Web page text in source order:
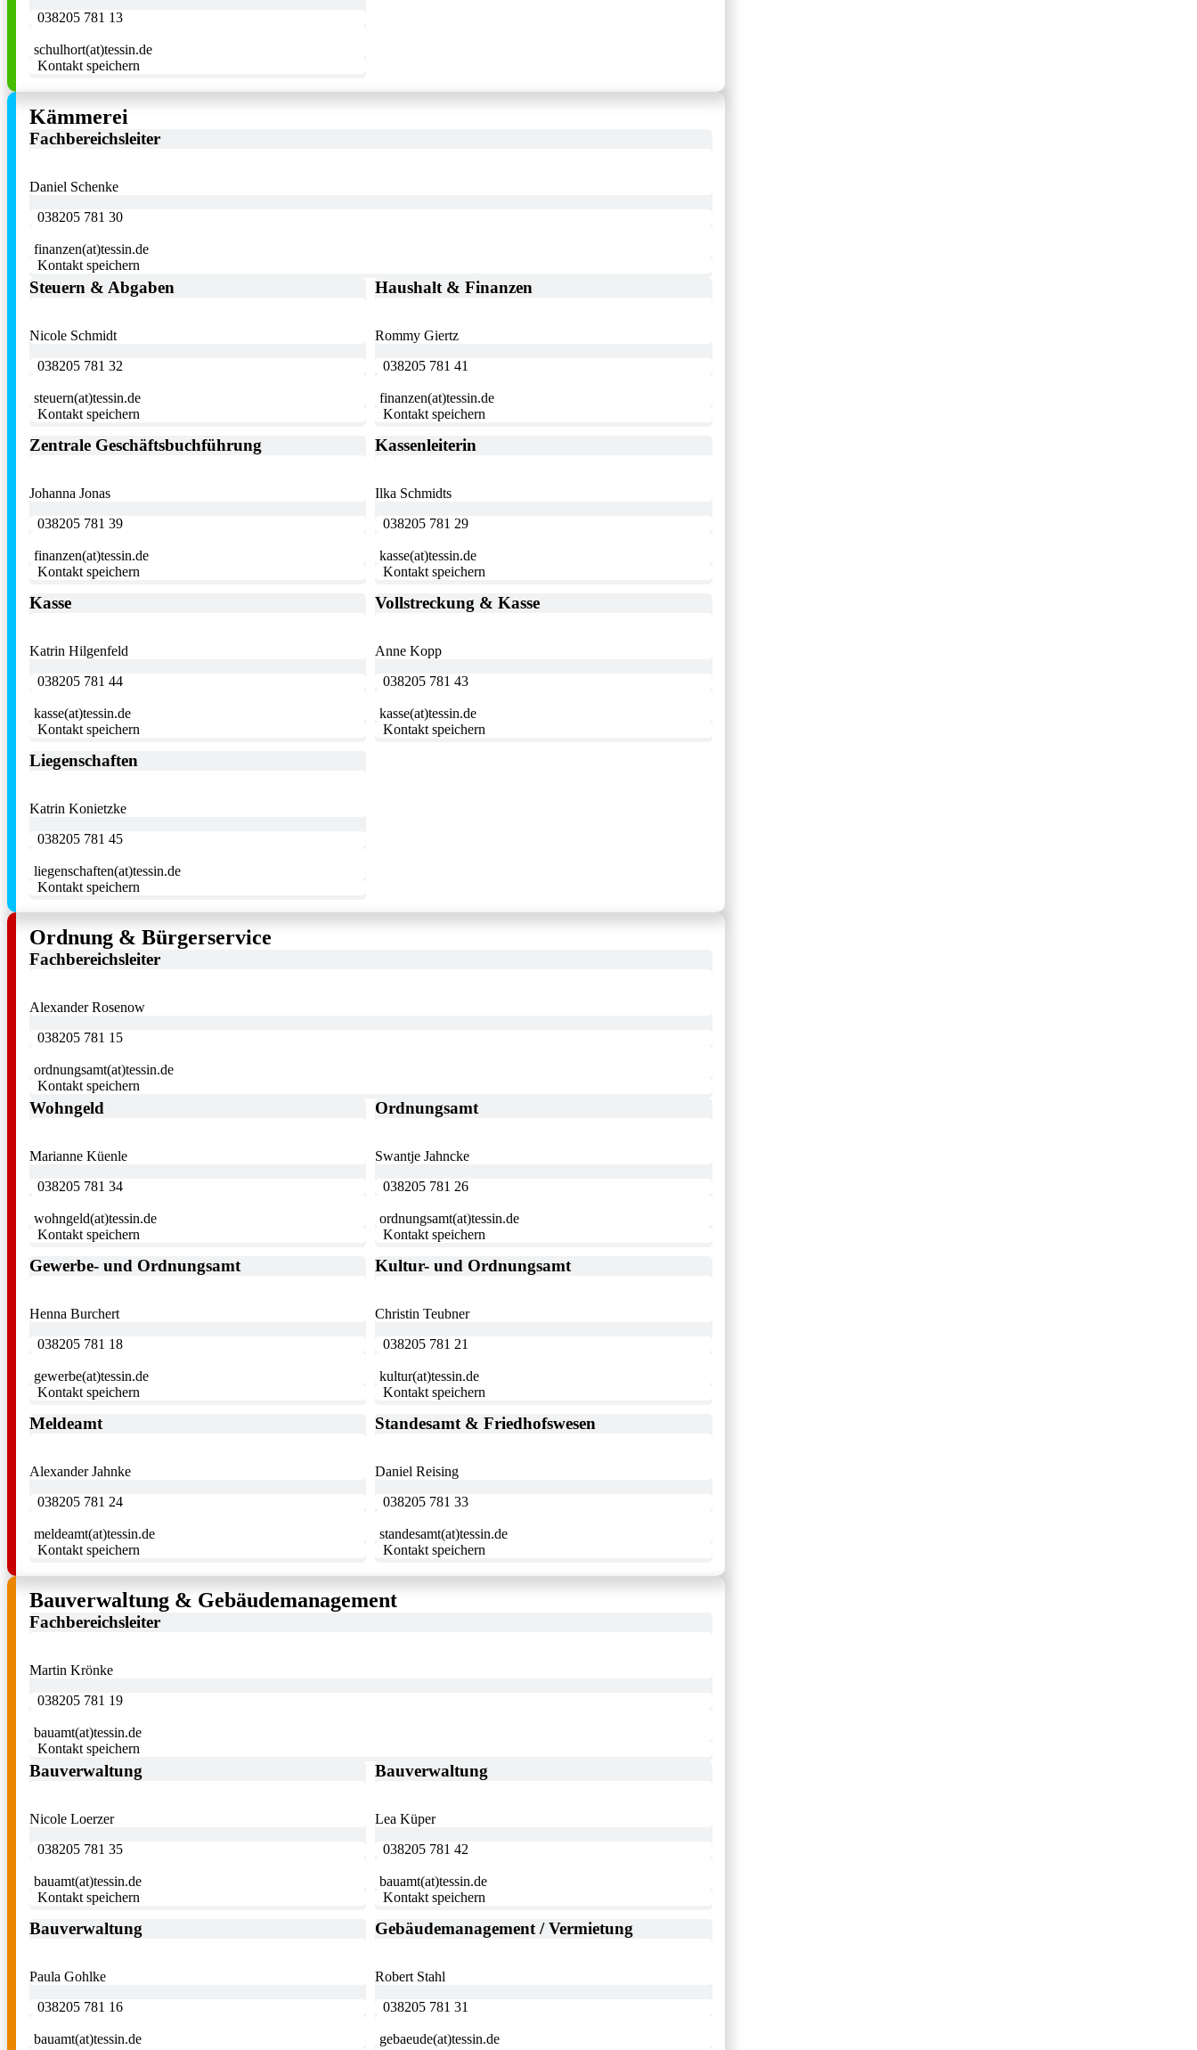
038205 781 13
schulhort(at)tessin.de
Kontakt speichern
Kämmerei
Fachbereichsleiter
Daniel Schenke
038205 781 30
finanzen(at)tessin.de
Kontakt speichern
Steuern & Abgaben
Nicole Schmidt
038205 781 32
steuern(at)tessin.de
Kontakt speichern
Haushalt & Finanzen
Rommy Giertz
038205 781 41
finanzen(at)tessin.de
Kontakt speichern
Zentrale Geschäftsbuchführung
Johanna Jonas
038205 781 39
finanzen(at)tessin.de
Kontakt speichern
Kassenleiterin
Ilka Schmidts
038205 781 29
kasse(at)tessin.de
Kontakt speichern
Kasse
Katrin Hilgenfeld
038205 781 44
kasse(at)tessin.de
Kontakt speichern
Vollstreckung & Kasse
Anne Kopp
038205 781 43
kasse(at)tessin.de
Kontakt speichern
Liegenschaften
Katrin Konietzke
038205 781 45
liegenschaften(at)tessin.de
Kontakt speichern
Ordnung & Bürgerservice
Fachbereichsleiter
Alexander Rosenow
038205 781 15
ordnungsamt(at)tessin.de
Kontakt speichern
Wohngeld
Marianne Küenle
038205 781 34
wohngeld(at)tessin.de
Kontakt speichern
Ordnungsamt
Swantje Jahncke
038205 781 26
ordnungsamt(at)tessin.de
Kontakt speichern
Gewerbe- und Ordnungsamt
Henna Burchert
038205 781 18
gewerbe(at)tessin.de
Kontakt speichern
Kultur- und Ordnungsamt
Christin Teubner
038205 781 21
kultur(at)tessin.de
Kontakt speichern
Meldeamt
Alexander Jahnke
038205 781 24
meldeamt(at)tessin.de
Kontakt speichern
Standesamt & Friedhofswesen
Daniel Reising
038205 781 33
standesamt(at)tessin.de
Kontakt speichern
Bauverwaltung & Gebäudemanagement
Fachbereichsleiter
Martin Krönke
038205 781 19
bauamt(at)tessin.de
Kontakt speichern
Bauverwaltung
Nicole Loerzer
038205 781 35
bauamt(at)tessin.de
Kontakt speichern
Bauverwaltung
Lea Küper
038205 781 42
bauamt(at)tessin.de
Kontakt speichern
Bauverwaltung
Paula Gohlke
038205 781 16
bauamt(at)tessin.de
Gebäudemanagement / Vermietung
Robert Stahl
038205 781 31
gebaeude(at)tessin.de